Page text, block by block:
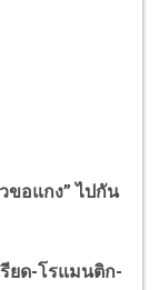
ขอแกง” ไปกัน
ด-โรแมนติก-